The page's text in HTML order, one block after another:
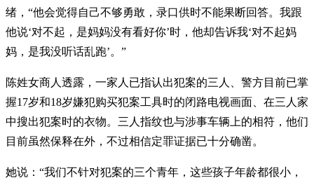
绪，“他会觉得自己不够勇敢，录口供时不能果断回答。我跟
他说‘对不起，是妈妈没有看好你’时，他却告诉我‘对不起妈
妈，是我没听话乱跑’。”
陈姓女商人透露，一家人已指认出犯案的三人、警方目前已掌
握17岁和18岁嫌犯购买犯案工具时的闭路电视画面、在三人家
中搜出犯案时的衣物。三人指纹也与涉事车辆上的相符，他们
目前虽然保释在外，不过相信定罪证据已十分确凿。
她说：“我们不针对犯案的三个青年，这些孩子年龄都很小，